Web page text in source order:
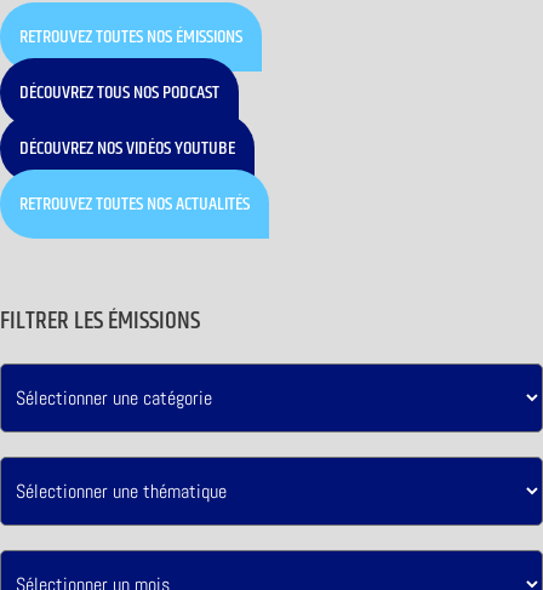
RETROUVEZ TOUTES NOS ÉMISSIONS
DÉCOUVREZ TOUS NOS PODCAST
DÉCOUVREZ NOS VIDÉOS YOUTUBE
RETROUVEZ TOUTES NOS ACTUALITÉS
FILTRER LES ÉMISSIONS